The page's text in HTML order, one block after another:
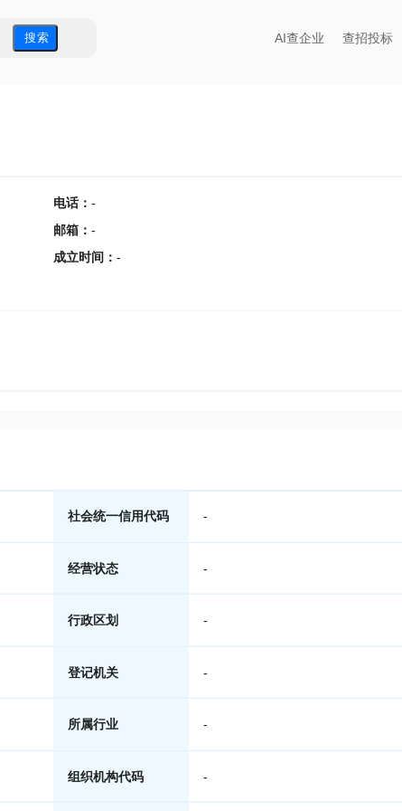
搜 索 AI查企业 查招投标
电话： -
邮箱 ： -
成立时间 ： -
社会统一信用代码 -
经营状态 -
行政区划 -
登记机关 -
所属行业 -
组织机构代码 -